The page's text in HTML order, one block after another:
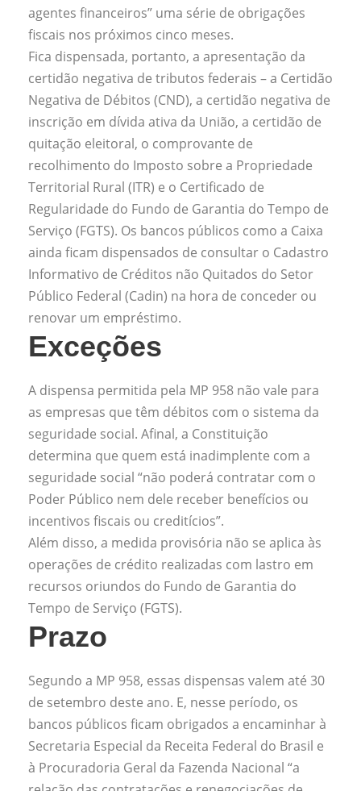
agentes financeiros” uma série de obrigações
fiscais nos próximos cinco meses.
Fica dispensada, portanto, a apresentação da
certidão negativa de tributos federais – a Certidão
Negativa de Débitos (CND), a certidão negativa de
inscrição em dívida ativa da União, a certidão de
quitação eleitoral, o comprovante de
recolhimento do Imposto sobre a Propriedade
Territorial Rural (ITR) e o Certificado de
Regularidade do Fundo de Garantia do Tempo de
Serviço (FGTS). Os bancos públicos como a Caixa
ainda ficam dispensados de consultar o Cadastro
Informativo de Créditos não Quitados do Setor
Público Federal (Cadin) na hora de conceder ou
renovar um empréstimo.
Exceções
A dispensa permitida pela MP 958 não vale para
as empresas que têm débitos com o sistema da
seguridade social. Afinal, a Constituição
determina que quem está inadimplente com a
seguridade social “não poderá contratar com o
Poder Público nem dele receber benefícios ou
incentivos fiscais ou creditícios”.
Além disso, a medida provisória não se aplica às
operações de crédito realizadas com lastro em
recursos oriundos do Fundo de Garantia do
Tempo de Serviço (FGTS).
Prazo
Segundo a MP 958, essas dispensas valem até 30
de setembro deste ano. E, nesse período, os
bancos públicos ficam obrigados a encaminhar à
Secretaria Especial da Receita Federal do Brasil e
à Procuradoria Geral da Fazenda Nacional “a